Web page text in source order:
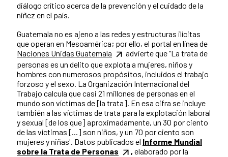
diálogo crítico acerca de la prevención y el cuidado de la
niñez en el país.
Guatemala no es ajeno a las redes y estructuras ilícitas
que operan en Mesoamérica; por ello, el portal en línea de
Naciones Unidas Guatemala
advierte que “La trata de
personas es un delito que explota a mujeres, niños y
hombres con numerosos propósitos, incluidos el trabajo
forzoso y el sexo. La Organización Internacional del
Trabajo calcula que casi 21 millones de personas en el
mundo son víctimas de [la trata]. En esa cifra se incluye
también a las víctimas de trata para la explotación laboral
y sexual [de los que] aproximadamente, un 30 por ciento
de las víctimas [...] son niños, y un 70 por ciento son
mujeres y niñas'. Datos publicados el Informe Mundial
sobre la Trata de Personas
, elaborado por la